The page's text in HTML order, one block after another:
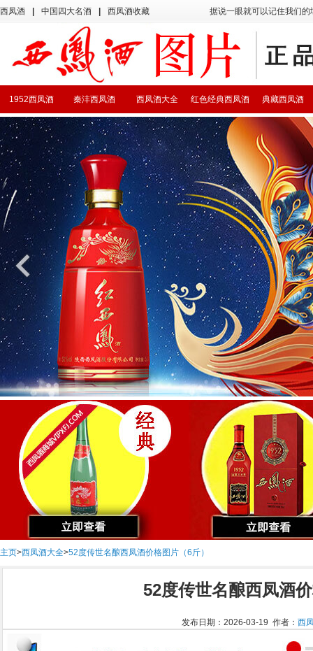
西凤酒 中国四大名酒 西凤酒收藏 据说一眼就可以记住我们
典藏西凤酒
红色经典西凤酒
西凤酒大全
秦沣西凤酒
1952西凤酒
主页>西凤酒大全>52度传世名酿西凤酒价格图片（6斤）
52度传世名酿西凤酒
发布日期：2026-03-19 作者： 西